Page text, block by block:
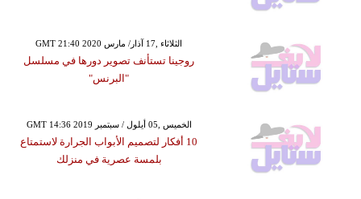
GMT 21:40 2020 الثلاثاء ,17 آذار/ مارس
روجينا تستأنف تصوير دورها في مسلسل
"البرنس"
GMT 14:36 2019 الخميس ,05 أيلول / سبتمبر
10 أفكار لتصميم الأبواب الجرارة لاستمتاع
بلمسة عصرية في منزلك